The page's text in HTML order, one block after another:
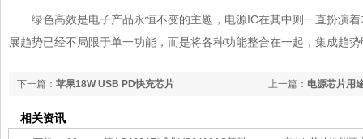
绿色高效是电子产品永恒不变的主题，电源IC在其中则一直扮演着非
展趋势已经不局限于单一功能，而是将各种功能整合在一起，集成趋势明
上一篇： 电源芯片用途
下一篇： 苹果18W USB PD快充芯片
相关资讯